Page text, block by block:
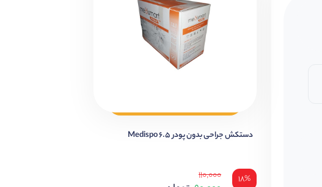
دستکش جراحی بدون پودر 6.5 Medispo
۱۸% ۱۱۰,۰۰۰